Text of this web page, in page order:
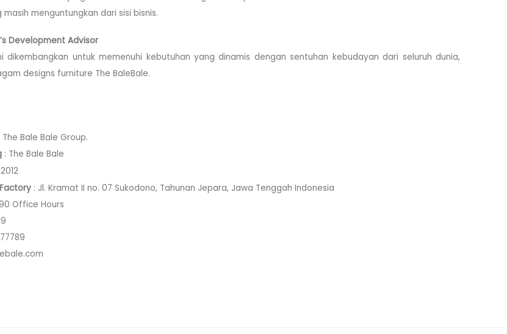
menguntungkan dari sisi bisnis.
Development Advisor
dikembangkan untuk memenuhi kebutuhan yang dinamis dengan sentuhan kebudayan dari seluruh dunia,
designs furniture The BaleBale.
The Bale Bale Group.
: The Bale Bale
: Jl. Kramat II no. 07 Sukodono, Tahunan Jepara, Jawa Tenggah Indonesia
Office Hours